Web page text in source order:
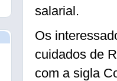
salarial.
Os
cuidados de
com a sigla